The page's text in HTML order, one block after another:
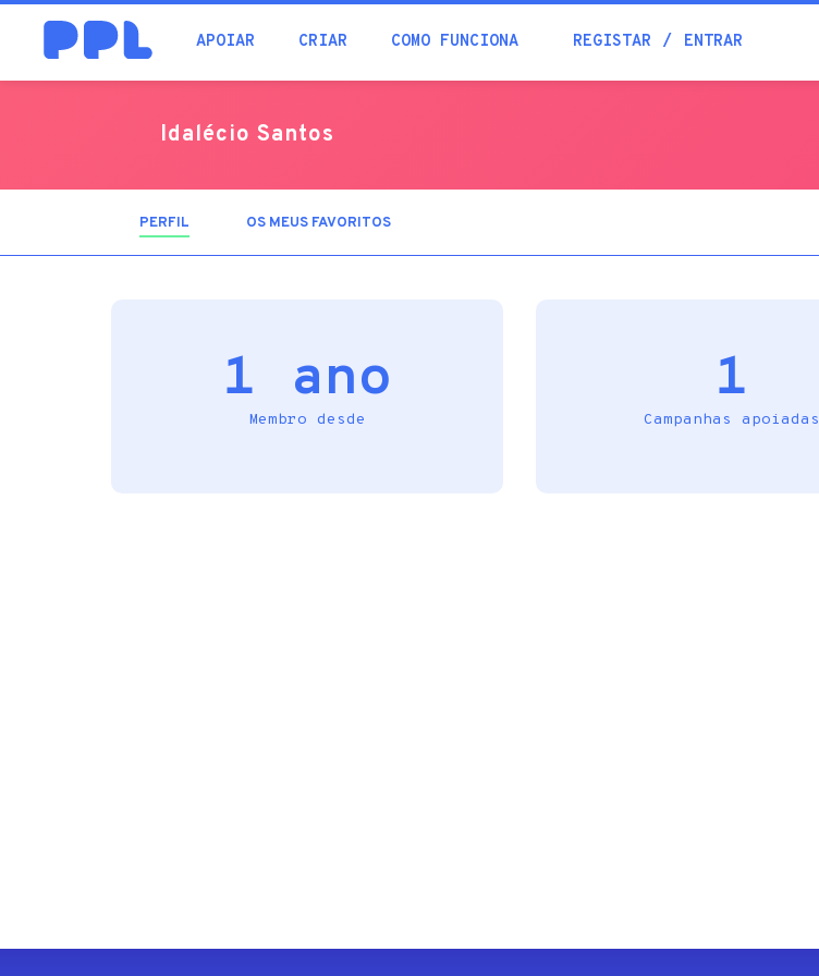
APOIAR CRIAR COMO FUNCIONA REGISTAR ENTRAR
procura
Idalécio Santos
PERFIL (SEPARADOROS MEUS FAVORITOS
1 ano
Membro desde
1
Campanhas apoiadas